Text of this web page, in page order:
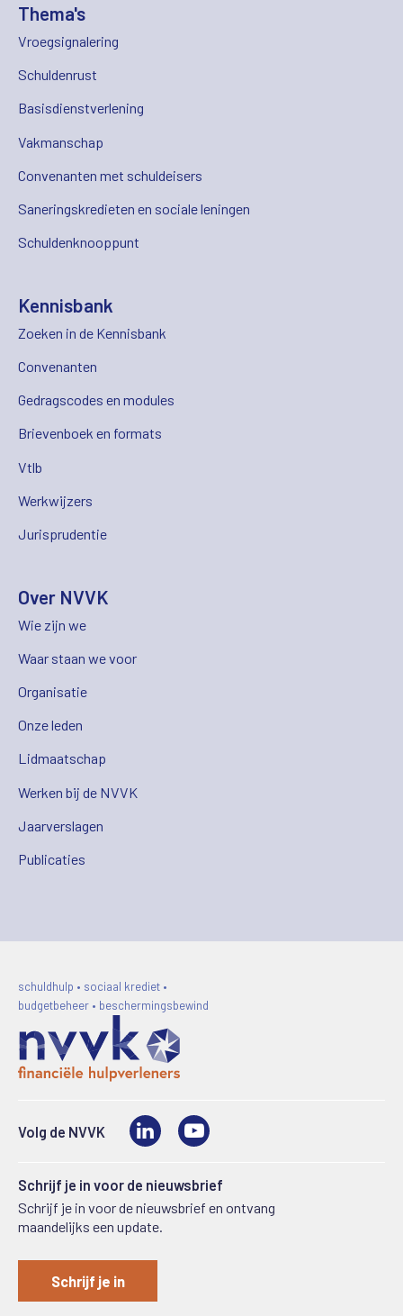
Thema's
Vroegsignalering
Schuldenrust
Basisdienstverlening
Vakmanschap
Convenanten met schuldeisers
Saneringskredieten en sociale leningen
Schuldenknooppunt
Kennisbank
Zoeken in de Kennisbank
Convenanten
Gedragscodes en modules
Brievenboek en formats
Vtlb
Werkwijzers
Jurisprudentie
Over NVVK
Wie zijn we
Waar staan we voor
Organisatie
Onze leden
Lidmaatschap
Werken bij de NVVK
Jaarverslagen
Publicaties
schuldhulp • sociaal krediet •
budgetbeheer • beschermingsbewind
Volg de NVVK LinkedIn
Schrijf je in voor de nieuwsbrief
Schrijf je in voor de nieuwsbrief en ontvang
maandelijks een update.
Schrijf je in